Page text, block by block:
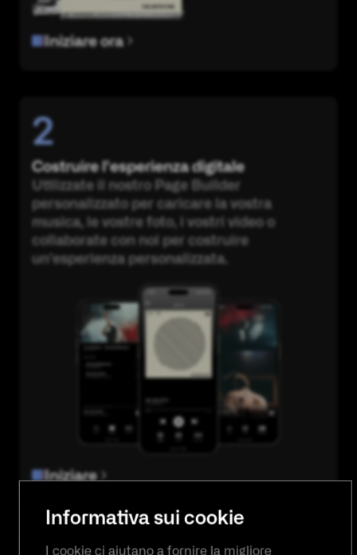
Informativa sui cookie
I cookie ci aiutano a fornire la migliore
Iniziare ora
2
Costruire l'esperienza digitale
Utilizzate il nostro Page Builder
personalizzato per caricare la vostra
musica, le vostre foto, i vostri video o
collaborate con noi per costruire
un'esperienza personalizzata.
Iniziare